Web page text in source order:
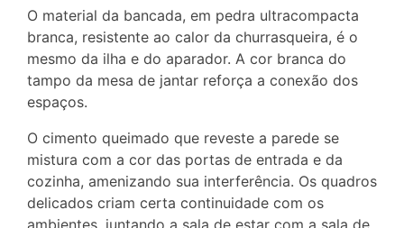
O material da bancada, em pedra ultracompacta
branca, resistente ao calor da churrasqueira, é o
mesmo da ilha e do aparador. A cor branca do
tampo da mesa de jantar reforça a conexão dos
espaços.
O cimento queimado que reveste a parede se
mistura com a cor das portas de entrada e da
cozinha, amenizando sua interferência. Os quadros
delicados criam certa continuidade com os
ambientes, juntando a sala de estar com a sala de